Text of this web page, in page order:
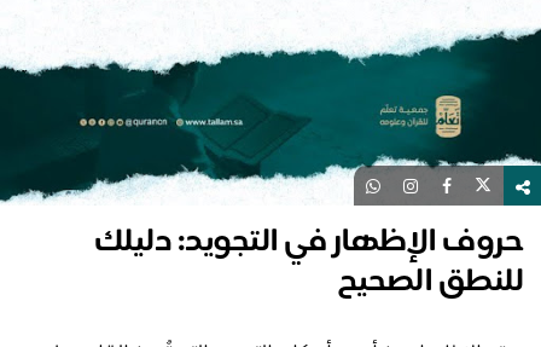
الإظهار في التجويد: دليلك
الصحيح